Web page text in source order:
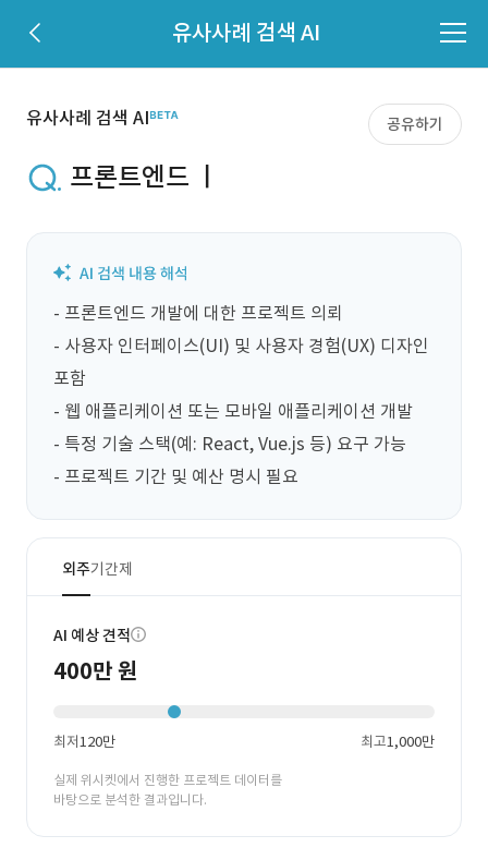
유사사례 검색 AI
유사사례 검색 AI 공유하기
프론트엔드 ㅣ
- 프론트엔드 개발에 대한 프로젝트 의뢰
- 사용자 인터페이스(UI) 및 사용자 경험(UX) 디자인
포함
- 웹 애플리케이션 또는 모바일 애플리케이션 개발
- 특정 기술 스택(예: React, Vue.js 등) 요구 가능
- 프로젝트 기간 및 예산 명시 필요
외주기간제
AI 예상 견적
400만 원
최저120만 최고1,000만
실제 위시켓에서 진행한 프로젝트 데이터를
바탕으로 분석한 결과입니다.